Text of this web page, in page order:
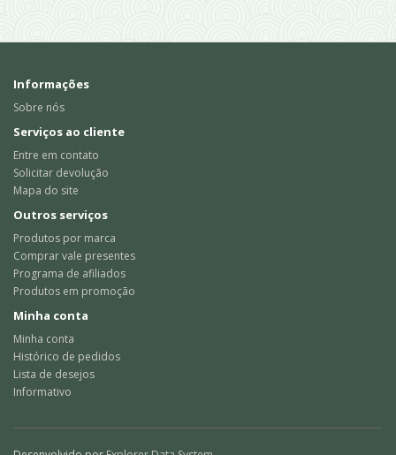
Informações
Sobre nós
Serviços ao cliente
Entre em contato
Solicitar devolução
Mapa do site
Outros serviços
Produtos por marca
Comprar vale presentes
Programa de afiliados
Produtos em promoção
Minha conta
Minha conta
Histórico de pedidos
Lista de desejos
Informativo